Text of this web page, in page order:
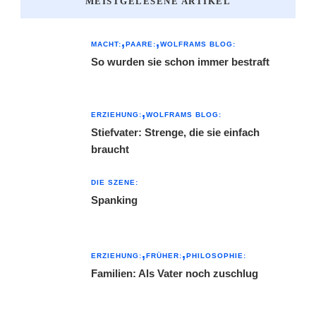
MACHT: PAARE: WOLFRAMS BLOG:
So wurden sie schon immer bestraft
ERZIEHUNG: WOLFRAMS BLOG:
Stiefvater: Strenge, die sie einfach
braucht
DIE SZENE:
Spanking
ERZIEHUNG: FRÜHER: PHILOSOPHIE:
Familien: Als Vater noch zuschlug